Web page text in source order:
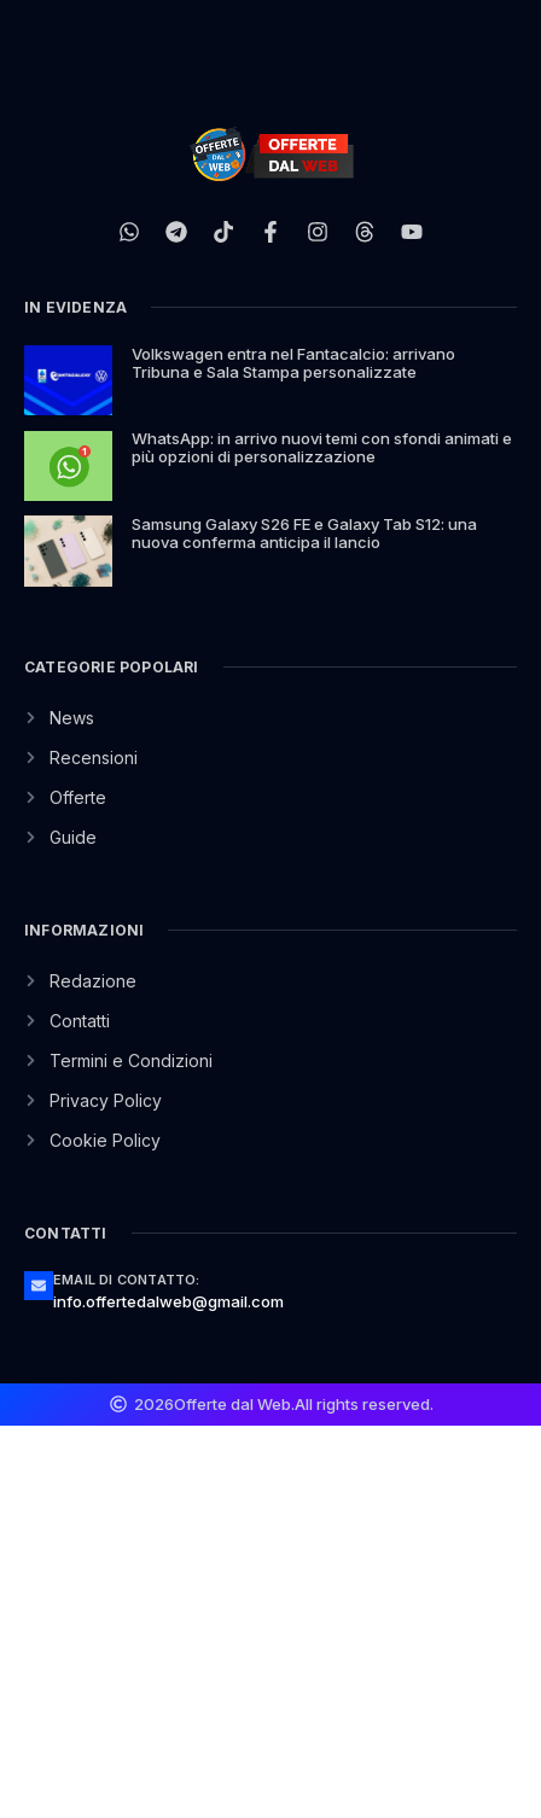
IN EVIDENZA
Volkswagen entra nel Fantacalcio: arrivano
Tribuna e Sala Stampa personalizzate
WhatsApp: in arrivo nuovi temi con sfondi animati e
più opzioni di personalizzazione
Samsung Galaxy S26 FE e Galaxy Tab S12: una
nuova conferma anticipa il lancio
CATEGORIE POPOLARI
News
Recensioni
Offerte
Guide
INFORMAZIONI
Redazione
Contatti
Termini e Condizioni
Privacy Policy
Cookie Policy
CONTATTI
EMAIL DI CONTATTO:
info.offertedalweb@gmail.com
2026Offerte dal Web.All rights reserved.